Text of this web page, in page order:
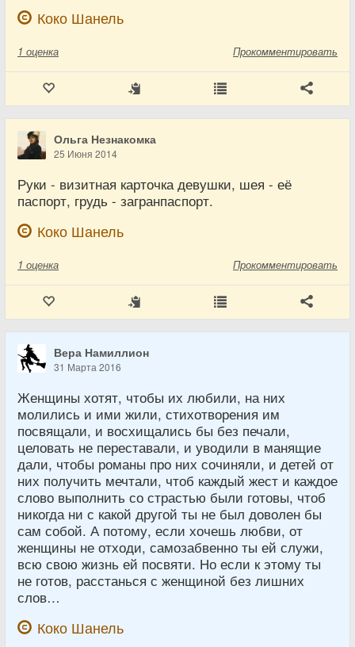
Коко Шанель
1 оценка Прокомментировать
Ольга Незнакомка
25 Июня 2014
Руки - визитная карточка девушки, шея - её
паспорт, грудь - загранпаспорт.
Коко Шанель
1 оценка Прокомментировать
Вера Намиллион
31 Марта 2016
Женщины хотят, чтобы их любили, на них
молились и ими жили, стихотворения им
посвящали, и восхищались бы без печали,
целовать не переставали, и уводили в манящие
дали, чтобы романы про них сочиняли, и детей от
них получить мечтали, чтоб каждый жест и каждое
слово выполнить со страстью были готовы, чтоб
никогда ни с какой другой ты не был доволен бы
сам собой. А потому, если хочешь любви, от
женщины не отходи, самозабвенно ты ей служи,
всю свою жизнь ей посвяти. Но если к этому ты
не готов, расстанься с женщиной без лишних
слов…
Коко Шанель